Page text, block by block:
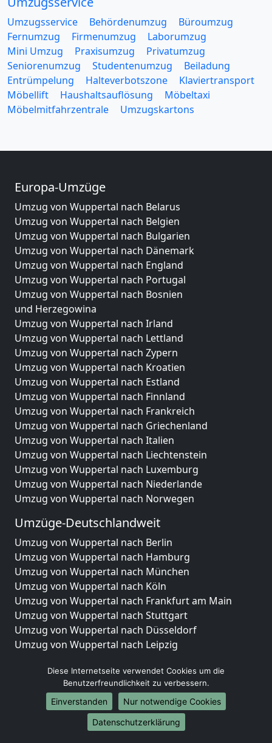
Umzugsservice Behördenumzug
Büroumzug
Fernumzug
Firmenumzug
Laborumzug
Mini Umzug
Praxisumzug
Privatumzug
Seniorenumzug
Studentenumzug
Beiladung
Entrümpelung
Halteverbotszone
Klaviertransport
Möbellift
Haushaltsauflösung
Möbeltaxi
Möbelmitfahrzentrale
Umzugskartons
Europa-Umzüge
Umzug von Wuppertal nach Belarus
Umzug von Wuppertal nach Belgien
Umzug von Wuppertal nach Bulgarien
Umzug von Wuppertal nach Dänemark
Umzug von Wuppertal nach England
Umzug von Wuppertal nach Portugal
Umzug von Wuppertal nach Bosnien
und Herzegowina
Umzug von Wuppertal nach Irland
Umzug von Wuppertal nach Lettland
Umzug von Wuppertal nach Zypern
Umzug von Wuppertal nach Kroatien
Umzug von Wuppertal nach Estland
Umzug von Wuppertal nach Finnland
Umzug von Wuppertal nach Frankreich
Umzug von Wuppertal nach Griechenland
Umzug von Wuppertal nach Italien
Umzug von Wuppertal nach Liechtenstein
Umzug von Wuppertal nach Luxemburg
Umzug von Wuppertal nach Niederlande
Umzug von Wuppertal nach Norwegen
Umzüge-Deutschlandweit
Umzug von Wuppertal nach Berlin
Umzug von Wuppertal nach Hamburg
Umzug von Wuppertal nach München
Umzug von Wuppertal nach Köln
Umzug von Wuppertal nach Frankfurt am Main
Umzug von Wuppertal nach Stuttgart
Umzug von Wuppertal nach Düsseldorf
Umzug von Wuppertal nach Leipzig
Umzug von Wuppertal nach Essen
Umzug von Wuppertal nach Bremen
Umzug von Wuppertal nach Dresden
Umzug von Wuppertal nach Hannover
Umzug von Wuppertal nach Nürnberg
Diese Internetseite verwendet Cookies um die
Benutzerfreundlichkeit zu verbessern.
Einverstanden
Nur notwendige Cookies
Datenschutzerklärung